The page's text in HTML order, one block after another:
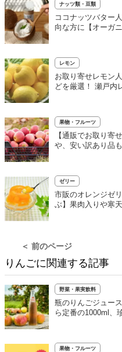
ナッツ類・豆類
ココナッツバター
向な方に【オーガニ
レモン
お取り寄せレモン
どを厳選！ 瀬戸内
果物・フルーツ
【通販でお取り寄
や、安い訳あり品も
ゼリー
市販のオレンジゼ
ぶ】果肉入りや寒
＜ 前のページ
りんごに関連する記事
野菜・果実飲料
瓶のりんごジュー
ら定番の1000ml、
果物・フルーツ